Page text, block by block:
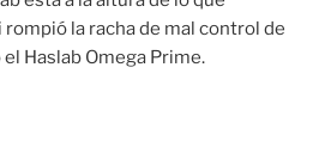
la racha de mal control de
Haslab Omega Prime.